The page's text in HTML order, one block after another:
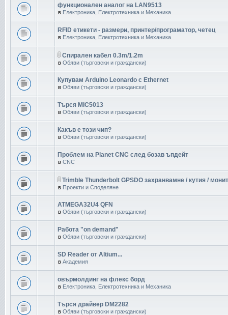
функционален аналог на LAN9513
в Електроника, Електротехника и Механика
RFID етикети - размери, принтер/програматор, четец
в Електроника, Електротехника и Механика
Спирален кабел 0.3m/1.2m
в Обяви (търговски и граждански)
Купувам Arduino Leonardo с Ethernet
в Обяви (търговски и граждански)
Търся MIC5013
в Обяви (търговски и граждански)
Какъв е този чип?
в Обяви (търговски и граждански)
Проблем на Planet CNC след бозав ъпдейт
в CNC
Trimble Thunderbolt GPSDO захранвамне / кутия /
в Проекти и Споделяне
ATMEGA32U4 QFN
в Обяви (търговски и граждански)
Работа "on demand"
в Обяви (търговски и граждански)
SD Reader от Altium...
в Академия
овърмолдинг на флекс борд
в Електроника, Електротехника и Механика
Търся драйвер DM2282
в Обяви (търговски и граждански)